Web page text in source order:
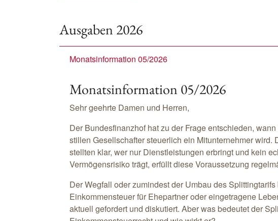
Ausgaben 2026
Monatsinformation 05/2026
Monatsinformation 05/2026
Sehr geehrte Damen und Herren,
Der Bundesfinanzhof hat zu der Frage entschieden,
stillen Gesellschafter steuerlich ein Mitunternehmer wird.
stellten klar, wer nur Dienstleistungen erbringt und kein
Vermögensrisiko trägt, erfüllt diese Voraussetzung
Der Wegfall oder zumindest der Umbau des Splittingtarifs
Einkommensteuer für Ehepartner oder eingetragene
aktuell gefordert und diskutiert. Aber was bedeutet der